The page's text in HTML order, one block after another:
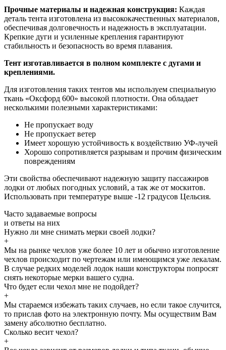
Прочные материалы и надежная конструкция: Каждая
деталь тента изготовлена из высококачественных материалов,
обеспечивая долговечность и надежность в эксплуатации.
Крепкие дуги и усиленные крепления гарантируют
стабильность и безопасность во время плавания.
Тент изготавливается в полном комплекте с дугами и
креплениями.
Для изготовления таких тентов мы используем специальную
ткань «Оксфорд 600» высокой плотности. Она обладает
несколькими полезными характеристиками:
Не пропускает воду
Не пропускает ветер
Имеет хорошую устойчивость к воздействию УФ-лучей
Хорошо сопротивляется разрывам и прочим физическим
повреждениям
Эти свойства обеспечивают надежную защиту пассажиров
лодки от любых погодных условий, а так же от москитов.
Использовать при температуре выше -12 градусов Цельсия.
Часто задаваемые вопросы
и ответы на них
Нужно ли мне снимать мерки своей лодки?
+
Мы на рынке чехлов уже более 10 лет и обычно изготовление
чехлов происходит по чертежам или имеющимся уже лекалам.
В случае редких моделей лодок наши конструкторы попросят
снять некоторые мерки вашего судна.
Что будет если чехол мне не подойдет?
+
Мы стараемся избежать таких случаев, но если такое случится,
то прислав фото на электронную почту. Мы осуществим Вам
замену абсолютно бесплатно.
Сколько весит чехол?
+